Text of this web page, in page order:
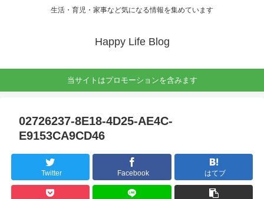
生活・育児・家事など気になる情報を集めています
Happy Life Blog
当サイトはプロモーションを含みます
02726237-8E18-4D25-AE4C-
E9153CA9CD46
Twitter Facebook はてブ